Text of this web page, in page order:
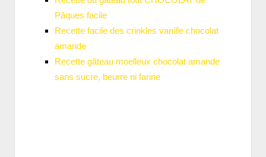
Pâques facile
Recette facile des crinkles vanille chocolat
amande
Recette gâteau moelleux chocolat amande
sans sucre, beurre ni farine